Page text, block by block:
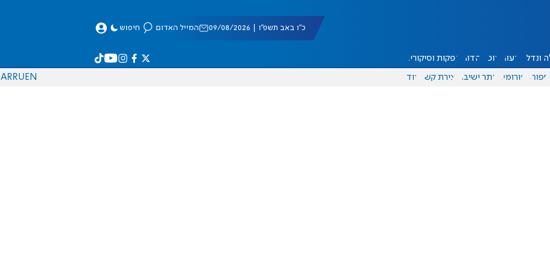
כ"ו באב תשפ"ו | 09/08/2026 המייל האדום חיפוש
ונדל"ן דעות אוכל יהדות הפקות וסיקורים
ספורט פורומים אתר ישיבה יצירת קשר עוד EN
RU
AR